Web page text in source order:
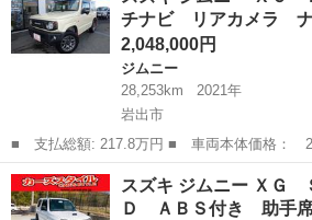
...
チナビ リアカメラ
2,048,000円
ジムニー
28,253km
2021年
岩出市
■ 支払総額: 217.8万円 ■ 車両本体価格： 2,048,000 円 ■ メーカ
ー名： スズキ ■ 車種名： ジムニー ■
ａｎａ製純正９インチナビ リアカメラ ナ
ＴＣ 純...
和歌山 岩出市 ジムニー
スズキ ジムニー ＸＧ
Ｄ ＡＢＳ付き 助手